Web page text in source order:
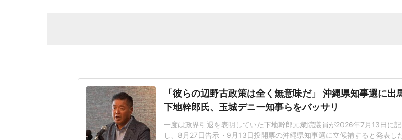
「彼らの辺野古政策は全く無意味だ」 沖縄県知事選に出
下地幹郎氏、玉城デニー知事らをバッサリ
一度は政界引退を表明していた下地幹郎元衆院議員が2026年7月13日に記
し、8月27日告示・9月13日投開票の沖縄県知事選に立候補すると発表し